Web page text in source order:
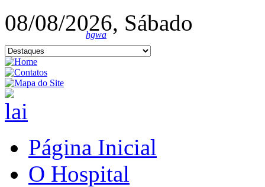
08/08/2026, Sábado
hgwa
Página Inicial
O Hospital